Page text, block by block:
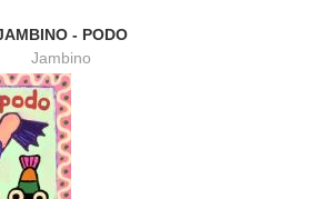
- PODO
Jambino